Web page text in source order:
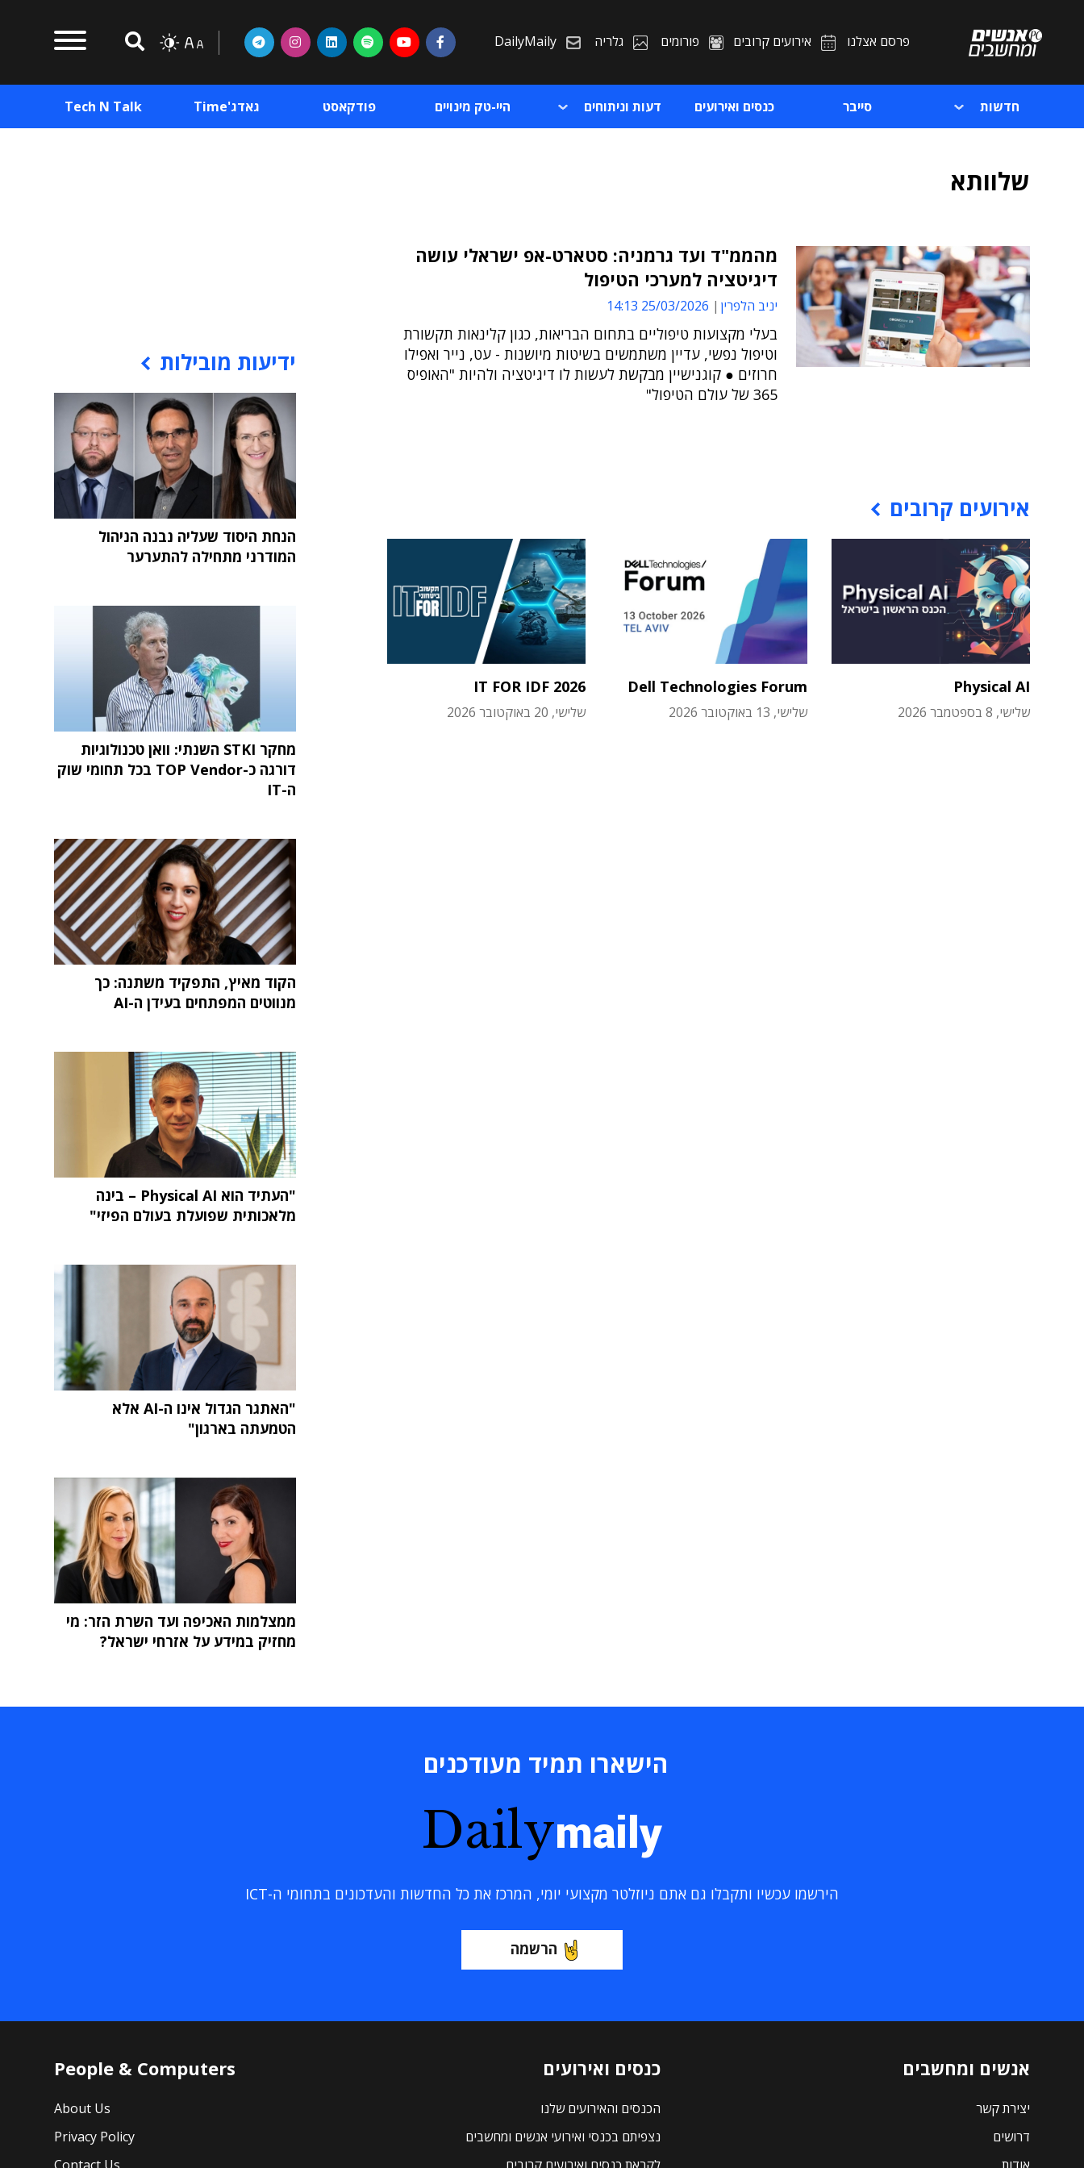
פרסם אצלנו אירועים קרובים פורומים גלריה DailyMaily
חדשות סייבר כנסים ואירועים דעות וניתוחים היי-טק מינויים פודקאסט גאדג'Time Tech N Talk
שלוותא
מהממ"ד ועד גרמניה: סטארט-אפ ישראלי עושה
דיגיטציה למערכי הטיפול
יניב הלפרין 25/03/2026 14:13
בעלי מקצועות טיפוליים בתחום הבריאות, כגון קלינאות תקשורת
וטיפול נפשי, עדיין משתמשים בשיטות מיושנות - עט, נייר ואפילו
חרוזים ● קוגנישיין מבקשת לעשות לו דיגיטציה ולהיות "האופיס
365 של עולם הטיפול"
אירועים קרובים
Physical AI
שלישי, 8 בספטמבר 2026
Dell Technologies Forum
שלישי, 13 באוקטובר 2026
IT FOR IDF 2026
שלישי, 20 באוקטובר 2026
ידיעות מובילות
הנחת היסוד שעליה נבנה הניהול
המודרני מתחילה להתערער
מחקר STKI השנתי: וואן טכנולוגיות
דורגה כ-TOP Vendor בכל תחומי שוק
ה-IT
הקוד מאיץ, התפקיד משתנה: כך
מנווטים המפתחים בעידן ה-AI
"העתיד הוא Physical AI – בינה
מלאכותית שפועלת בעולם הפיזי"
"האתגר הגדול אינו ה-AI אלא
הטמעתה בארגון"
ממצלמות האכיפה ועד השרת הזר: מי
מחזיק במידע על אזרחי ישראל?
הישארו תמיד מעודכנים
Dailymaily
הירשמו עכשיו ותקבלו גם אתם ניוזלטר מקצועי יומי, המרכז את כל החדשות והעדכונים בתחומי ה-ICT
הרשמה
אנשים ומחשבים
יצירת קשר
דרושים
כנסים ואירועים
הכנסים והאירועים שלנו
נצפיתם בכנסי ואירועי אנשים ומחשבים
People & Computers
About Us
Privacy Policy